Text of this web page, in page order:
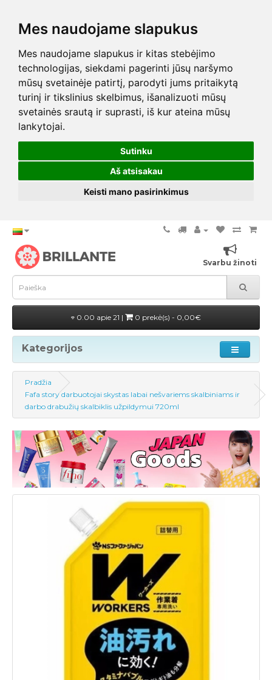
Mes naudojame slapukus
Mes naudojame slapukus ir kitas stebėjimo
technologijas, siekdami pagerinti jūsų naršymo
mūsų svetainėje patirtį, parodyti jums pritaikytą
turinį ir tikslinius skelbimus, išanalizuoti mūsų
svetainės srautą ir suprasti, iš kur ateina mūsų
lankytojai.
Sutinku
Aš atsisakau
Keisti mano pasirinkimus
Svarbu žinoti
0.00 apie 21 | 0 prekė(s) - 0,00€
Kategorijos
Pradžia
Fafa story darbuotojai skystas labai nešvariems skalbiniams ir
darbo drabužių skalbiklis užpildymui 720ml